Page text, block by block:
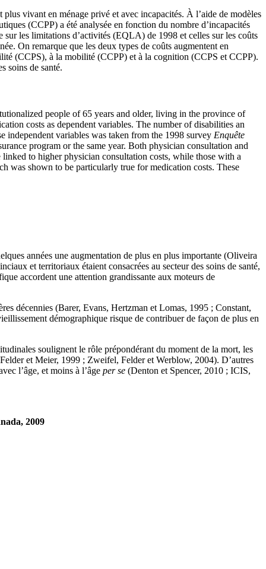
vivant en ménage privé et avec incapacités. À l’aide de modèles
(CCPP) a été analysée en fonction du nombre d’incapacités
sur les limitations d’activités (EQLA) de 1998 et celles sur les coûts
On remarque que les deux types de coûts augmentent en
(CCPS), à la mobilité (CCPP) et à la cognition (CCPS et CCPP).
soins de santé.
people of 65 years and older, living in the province of
costs as dependent variables. The number of disabilities an
independent variables was taken from the 1998 survey Enquête
program or the same year. Both physician consultation and
to higher physician consultation costs, while those with a
was shown to be particularly true for medication costs. These
années une augmentation de plus en plus importante (Oliveira
et territoriaux étaient consacrées au secteur des soins de santé,
accordent une attention grandissante aux moteurs de
décennies (Barer, Evans, Hertzman et Lomas, 1995 ; Constant,
démographique risque de contribuer de façon de plus en
soulignent le rôle prépondérant du moment de la mort, les
et Meier, 1999 ; Zweifel, Felder et Werblow, 2004). D’autres
l’âge, et moins à l’âge per se (Denton et Spencer, 2010 ; ICIS,
2009